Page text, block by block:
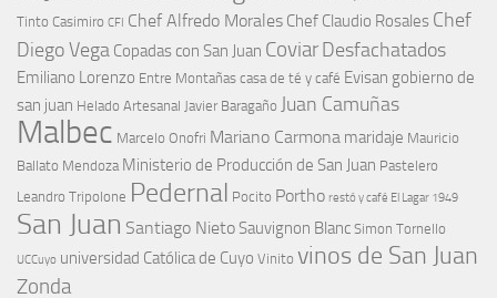
Tinto Casimiro CFI Chef Alfredo Morales Chef Claudio Rosales Chef
Diego Vega Copadas con San Juan Coviar Desfachatados
Emiliano Lorenzo Entre Montañas casa de té y café Evisan gobierno de
san juan Helado Artesanal Javier Baragaño Juan Camuñas
Malbec Marcelo Onofri Mariano Carmona maridaje Mauricio
Ballato Mendoza Ministerio de Producción de San Juan Pastelero
Leandro Tripolone Pedernal Pocito Portho restó y café El Lagar 1949
San Juan Santiago Nieto Sauvignon Blanc Simon Tornello
UCCuyo universidad Católica de Cuyo Vinito vinos de San Juan
Zonda